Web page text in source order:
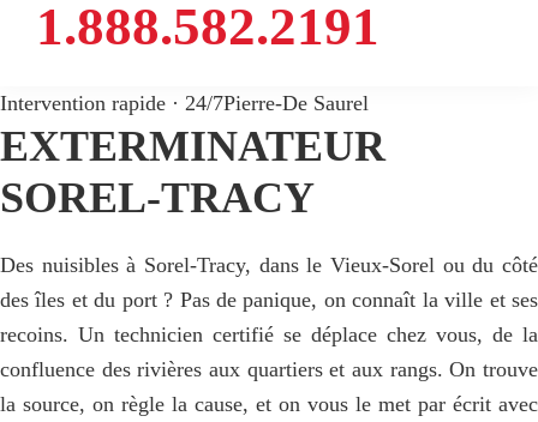
1.888.582.2191
Intervention rapide · 24/7Pierre-De Saurel
EXTERMINATEUR
SOREL-TRACY
Des nuisibles à Sorel-Tracy, dans le Vieux-Sorel ou du côté
des îles et du port ? Pas de panique, on connaît la ville et ses
recoins. Un technicien certifié se déplace chez vous, de la
confluence des rivières aux quartiers et aux rangs. On trouve
la source, on règle la cause, et on vous le met par écrit avec